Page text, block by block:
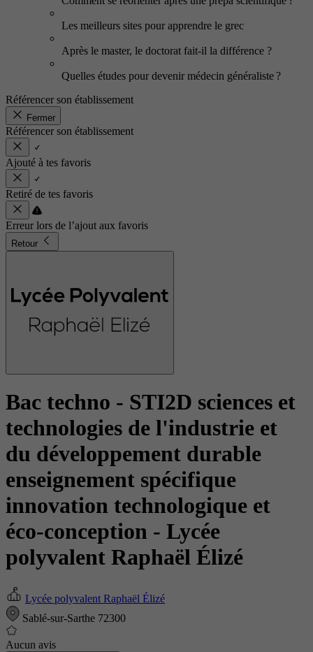
Les meilleurs sites pour apprendre le grec
Après le master, le doctorat fait-il la différence ?
Quelles études pour devenir médecin généraliste ?
Référencer son établissement
Fermer
Référencer son établissement
Ajouté à tes favoris
Retiré de tes favoris
Erreur lors de l’ajout aux favoris
Retour
Bac techno - STI2D sciences et
technologies de l'industrie et
du développement durable
enseignement spécifique
innovation technologique et
éco-conception - Lycée
polyvalent Raphaël Élizé
Lycée polyvalent Raphaël Élizé
Sablé-sur-Sarthe 72300
Aucun avis